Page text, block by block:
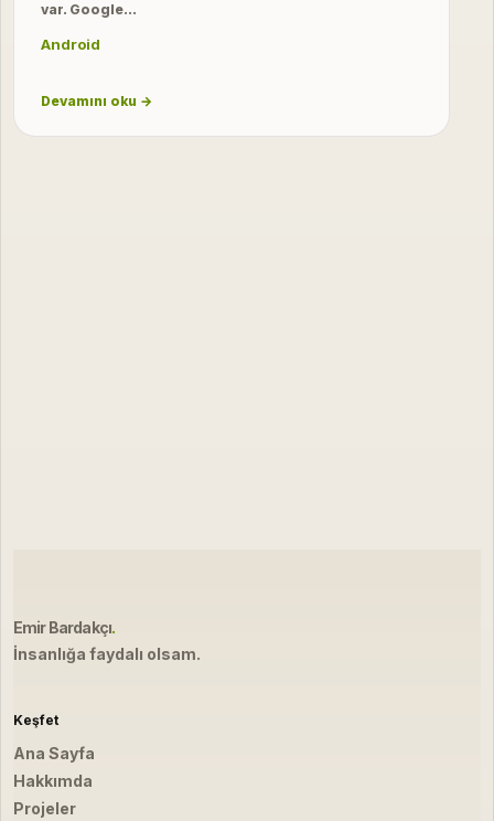
var. Google…
Android
Devamını oku →
Emir Bardakçı.
İnsanlığa faydalı olsam.
Keşfet
Ana Sayfa
Hakkımda
Projeler